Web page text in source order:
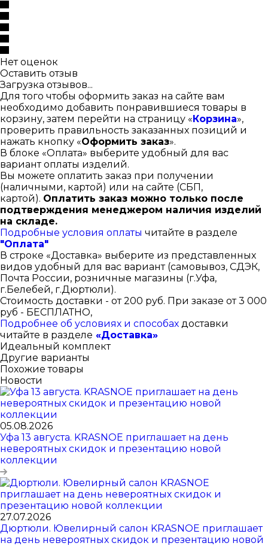
Нет оценок
Оставить отзыв
Загрузка отзывов...
Для того чтобы оформить заказ на сайте вам
необходимо добавить понравившиеся товары в
корзину, затем перейти на страницу «Корзина»,
проверить правильность заказанных позиций и
нажать кнопку «Оформить заказ».
В блоке «Оплата» выберите удобный для вас
вариант оплаты изделий.
Вы можете оплатить заказ при получении
(наличными, картой) или на сайте (СБП,
картой). Оплатить заказ можно только после
подтверждения менеджером наличия изделий
на складе.
Подробные условия оплаты читайте в разделе
"Оплата"
В строке «Доставка» выберите из представленных
видов удобный для вас вариант (самовывоз, СДЭК,
Почта России, розничные магазины (г.Уфа,
г.Белебей, г.Дюртюли).
Стоимость доставки - от 200 руб. При заказе от 3 000
руб - БЕСПЛАТНО,
Подробнее об условиях и способах доставки
читайте в разделе «Доставка»
Идеальный комплект
Другие варианты
Похожие товары
Новости
05.08.2026
Уфа 13 августа. KRASNOE приглашает на день
невероятных скидок и презентацию новой
коллекции
27.07.2026
Дюртюли. Ювелирный салон KRASNOE приглашает
на день невероятных скидок и презентацию новой